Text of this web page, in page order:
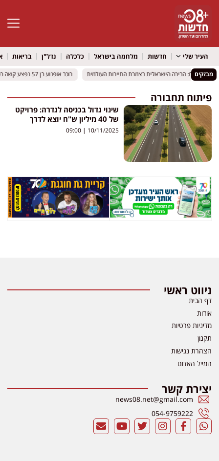
פתח
העיר שלי חדשות מלחמה בישראל כלכלה נדל"ן בריאות
מבזקים
וירושלים: הבירה הישראלית בצמרת התיירות העולמית
וירושלים: הבירה הישראלית בצמרת התיירות העולמית רוכב אופנוע בן 57 נפצע קשה בכביש 412 סמוך לאור יהודה
רוכב אופנוע בן 57 נפצע קשה בכביש 412 סמוך לאור יהודה
פיתוח תחבורה
שינוי גדול בכניסה לגדרה: פרויקט
של 40 מיליון ש"ח יוצא לדרך
10/11/2025
ניווט ראשי
דף הבית
אודות
מדיניות פרטיות
תקנון
הצהרת נגישות
המייל האדום
יצירת קשר
news08.net@gmail.com
054-9759222